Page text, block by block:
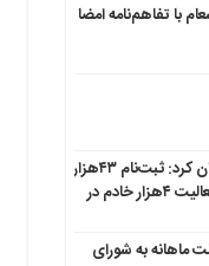
با تفاهم‌نامه امضا
دبیر ستاد اربعین استان عنوان کرد: ثبت‌نام ۴۳هزار
لرستانی در سامانه سماح/ فعالیت ۴هزار خادم در
ماهانه به شورای